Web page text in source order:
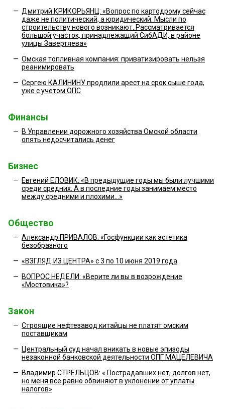
— Дмитрий КРИКОРЬЯНЦ: «Вопрос по картодрому сейчас
даже не политический, а юридический. Мысли по
строительству нового возникают. Рассматривается
большой участок, принадлежащий СибАДИ, в районе
улицы Завертяева»
— Омская топливная компания: приватизировать нельзя
реанимировать
— Сергею КАЛИНИНУ продлили арест на срок сыше года,
уже с учетом ОПС
Финансы
— В Управлении дорожного хозяйства Омской области
опять недосчитались денег
Бизнес
— Евгений ЕЛОВИК: «В предыдущие годы мы были лучшими
среди средних. А в последние годы занимаем место
между средними и плохими...»
Общество
— Александр ПРИВАЛОВ: «Госфункции как эстетика
безобразного
— «ВЗГЛЯД ИЗ ЦЕНТРА» с 3 по 10 июня 2019 года
— ВОПРОС НЕДЕЛИ: «Верите ли вы в возрождение
«Мостовика»?
Закон
— Строящие нефтезавод китайцы не платят омским
поставщикам
— Центральный суд начал вникать в новые эпизоды
незаконной банковской деятельности ОПГ МАЦЕЛЕВИЧА
— Владимир СТРЕЛЬЦОВ: « Пострадавших нет, долгов нет,
но меня все равно обвиняют в уклонении от уплаты
налогов»